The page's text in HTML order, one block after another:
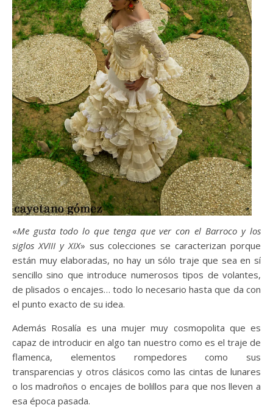
«Me gusta todo lo que tenga que ver con el Barroco y los
siglos XVIII y XIX» sus colecciones se caracterizan porque
están muy elaboradas, no hay un sólo traje que sea en sí
sencillo sino que introduce numerosos tipos de volantes,
de plisados o encajes… todo lo necesario hasta que da con
el punto exacto de su idea.
Además Rosalía es una mujer muy cosmopolita que es
capaz de introducir en algo tan nuestro como es el traje de
flamenca, elementos rompedores como sus
transparencias y otros clásicos como las cintas de lunares
o los madroños o encajes de bolillos para que nos lleven a
esa época pasada.